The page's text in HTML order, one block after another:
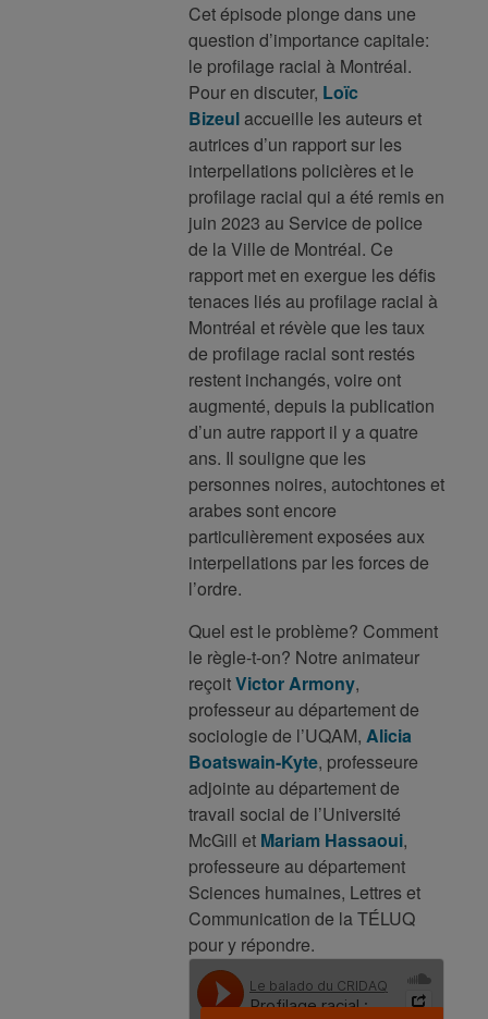
Cet épisode plonge dans une
question d’importance capitale:
le profilage racial à Montréal.
Pour en discuter, Loïc
Bizeul⁠accueille les auteurs et
autrices d’un rapport sur les
interpellations policières et le
profilage racial qui a été remis en
juin 2023 au Service de police
de la Ville de Montréal. Ce
rapport met en exergue les défis
tenaces liés au profilage racial à
Montréal et révèle que les taux
de profilage racial sont restés
restent inchangés, voire ont
augmenté, depuis la publication
d’un autre rapport il y a quatre
ans. Il souligne que les
personnes noires, autochtones et
arabes sont encore
particulièrement exposées aux
interpellations par les forces de
l’ordre.
Quel est le problème? Comment
le règle-t-on? Notre animateur
reçoitVictor Armony,
professeur au département de
sociologie de l’UQAM, Alicia
Boatswain-Kyte, professeure
adjointe au département de
travail social de l’Université
McGill et Mariam Hassaoui,
professeure au département
Sciences humaines, Lettres et
Communication de la TÉLUQ
pour y répondre.